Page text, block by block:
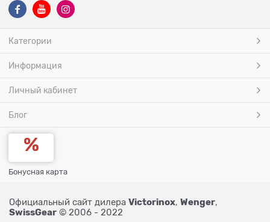
Категории
Информация
Личный кабинет
Блог
Бонусная карта
Официальный сайт дилера Victorinox, Wenger,
SwissGear © 2006 - 2022